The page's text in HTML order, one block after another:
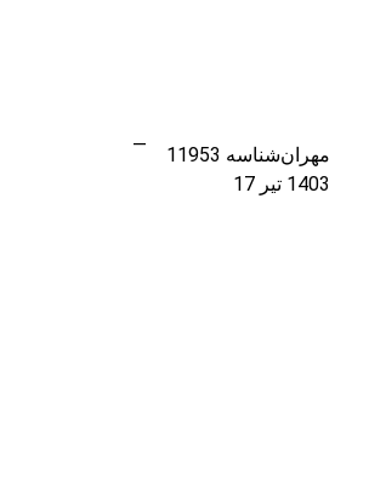
مهرانشناسه 11953
1403 تیر 17
—